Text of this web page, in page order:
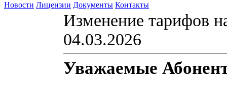
Новости Лицензии Документы Контакты
Изменение тарифов
04.03.2026
Уважаемые